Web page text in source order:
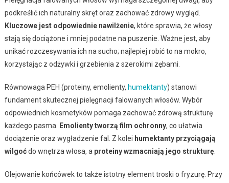
podkreślić ich naturalny skręt oraz zachować zdrowy wygląd.
Kluczowe jest odpowiednie nawilżenie, które sprawia, że włosy
stają się dociążone i mniej podatne na puszenie. Ważne jest, aby
unikać rozczesywania ich na sucho; najlepiej robić to na mokro,
korzystając z odżywki i grzebienia z szerokimi zębami.
Równowaga PEH (proteiny, emolienty, humektanty) stanowi
fundament skutecznej pielęgnacji falowanych włosów. Wybór
odpowiednich kosmetyków pomaga zachować zdrową strukturę
każdego pasma.
Emolienty tworzą film ochronny, co ułatwia
dociążenie oraz wygładzenie fal. Z kolei humektanty przyciągają
wilgoćdo wnętrza włosa, a proteiny wzmacniają jego strukturę.
Olejowanie końcówek to także istotny element troski o fryzurę. Przy